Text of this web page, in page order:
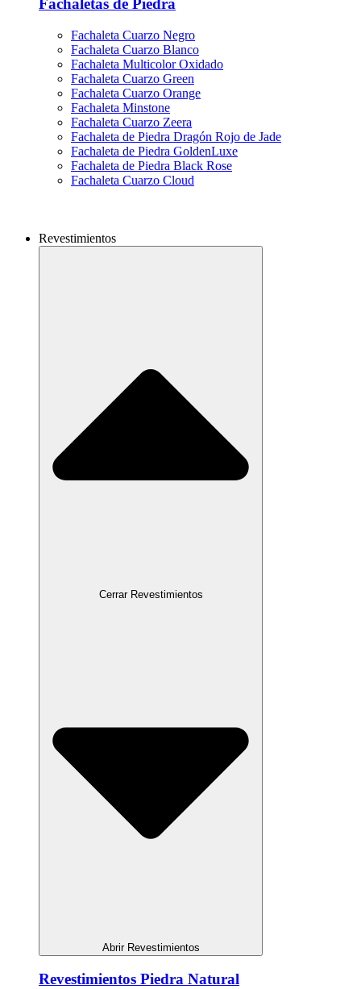
Fachaletas de Piedra
Fachaleta Cuarzo Negro
Fachaleta Cuarzo Blanco
Fachaleta Multicolor Oxidado
Fachaleta Cuarzo Green
Fachaleta Cuarzo Orange
Fachaleta Minstone
Fachaleta Cuarzo Zeera
Fachaleta de Piedra Dragón Rojo de Jade
Fachaleta de Piedra GoldenLuxe
Fachaleta de Piedra Black Rose
Fachaleta Cuarzo Cloud
Revestimientos
Cerrar Revestimientos
Abrir Revestimientos
Revestimientos Piedra Natural